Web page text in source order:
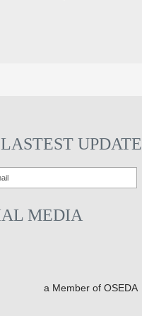
UPDATE
MEDIA
a Member of OSEDA